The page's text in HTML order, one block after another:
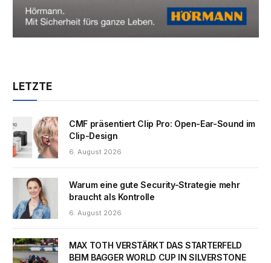
LETZTE
CMF präsentiert Clip Pro: Open-Ear-Sound im
Clip-Design
6. August 2026
Warum eine gute Security-Strategie mehr
braucht als Kontrolle
6. August 2026
MAX TOTH VERSTÄRKT DAS STARTERFELD
BEIM BAGGER WORLD CUP IN SILVERSTONE